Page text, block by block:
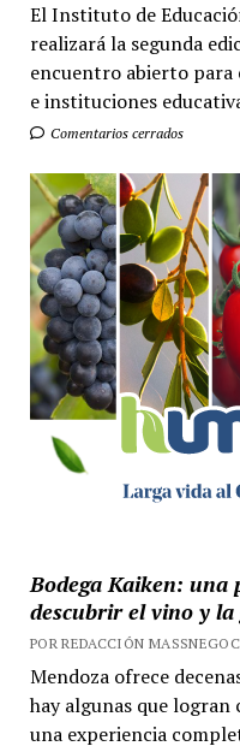
El Instituto de
realizará la segunda
encuentro abierto para
e instituciones
Comentarios cerrados
Bodega Kaiken: una
descubrir el vino y
POR REDACCIÓN
Mendoza ofrece
hay algunas que
una experiencia